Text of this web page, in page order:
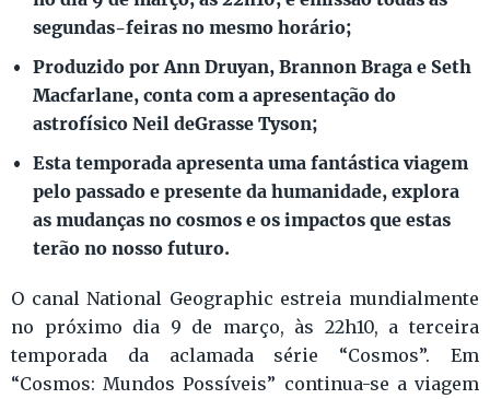
segundas-feiras no mesmo horário;
Produzido por Ann Druyan, Brannon Braga e Seth
Macfarlane, conta com a apresentação do
astrofísico Neil deGrasse Tyson;
Esta temporada apresenta uma fantástica viagem
pelo passado e presente da humanidade, explora
as mudanças no cosmos e os impactos que estas
terão no nosso futuro.
O canal National Geographic estreia mundialmente
no próximo dia 9 de março, às 22h10, a terceira
temporada da aclamada série “Cosmos”. Em
“Cosmos: Mundos Possíveis” continua-se a viagem